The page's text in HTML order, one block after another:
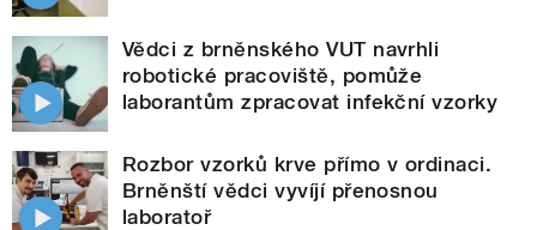
Vědci z brněnského VUT navrhli
robotické pracoviště, pomůže
laborantům zpracovat infekční vzorky
Rozbor vzorků krve přímo v ordinaci.
Brněnští vědci vyvíjí přenosnou
laboratoř